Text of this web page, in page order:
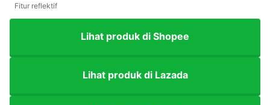
Fitur reflektif
Lihat produk di Shopee
Lihat produk di Lazada